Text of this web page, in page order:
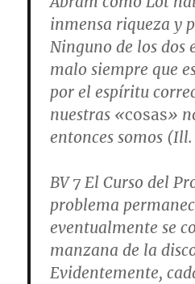
inmensa riqueza y
Ninguno de los dos
malo siempre que
por el espíritu
nuestras «cosas»
entonces somos (Ill.
BV 7 El Curso del
problema
eventualmente se
manzana de la
Evidentemente,